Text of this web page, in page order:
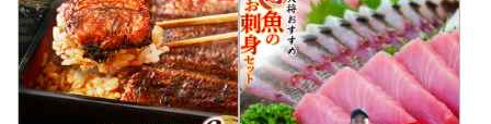
令和7年9月26日、四万十町は総務大臣よりふるさと納税
制度の適合地方団体として通知をうけました。
これに伴い、2025年10月1日から2026年9月30日の間、